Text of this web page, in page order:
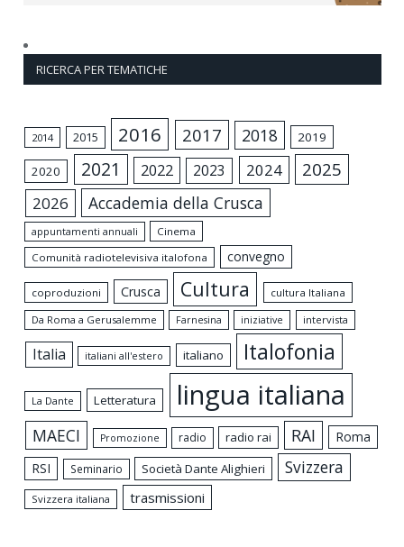
RICERCA PER TEMATICHE
2014 2015 2016 2017 2018 2019
2020 2021 2022 2023 2024 2025
2026 Accademia della Crusca
appuntamenti annuali
Cinema
Comunità radiotelevisiva italofona
convegno
coproduzioni Crusca Cultura
cultura Italiana
Da Roma a Gerusalemme
Farnesina iniziative intervista
Italia italiani all'estero italiano Italofonia
La Dante Letteratura lingua italiana
MAECI Promozione radio radio rai RAI
Roma
RSI
Seminario Società Dante Alighieri Svizzera
Svizzera italiana trasmissioni